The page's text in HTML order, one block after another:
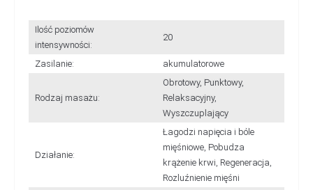
Ilość poziomów
intensywności:
20
Zasilanie: akumulatorowe
Rodzaj masażu:
Obrotowy, Punktowy,
Relaksacyjny,
Wyszczuplający
Działanie:
Łagodzi napięcia i bóle
mięśniowe, Pobudza
krążenie krwi, Regeneracja,
Rozluźnienie mięśni